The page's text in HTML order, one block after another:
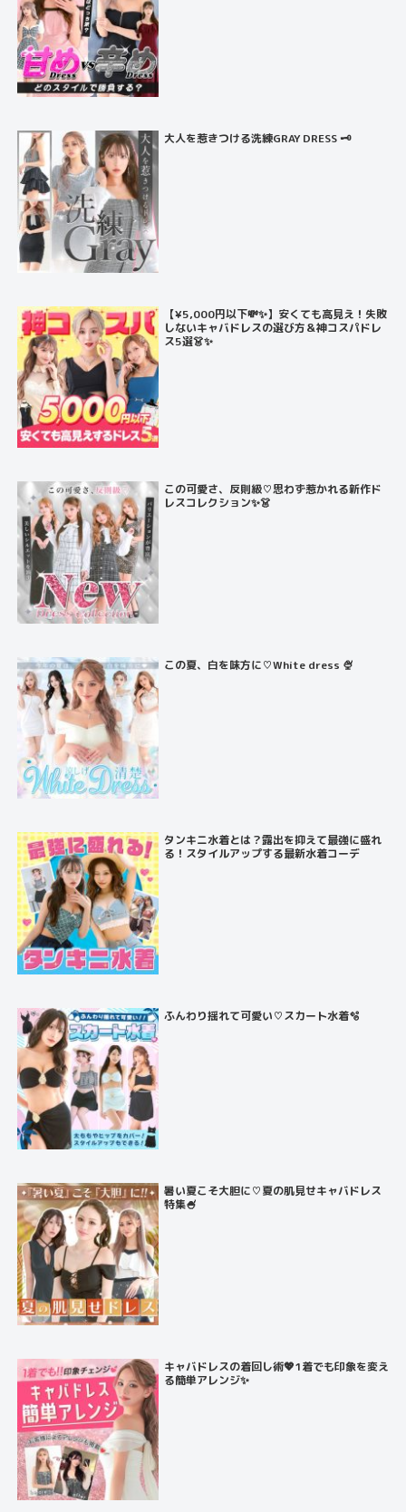
大人を惹きつける洗練GRAY DRESS 🗝️
【¥5,000円以下💸✨】安くても高見え！失敗
しないキャバドレスの選び方＆神コスパドレ
ス5選👗✨
この可愛さ、反則級♡思わず惹かれる新作ド
レスコレクション✨👗
この夏、白を味方に♡White dress 🍨
タンキニ水着とは？露出を抑えて最強に盛れ
る！スタイルアップする最新水着コーデ
ふんわり揺れて可愛い♡スカート水着🫧
暑い夏こそ大胆に♡夏の肌見せキャバドレス
特集🍧
キャバドレスの着回し術💖1着でも印象を変え
る簡単アレンジ✨